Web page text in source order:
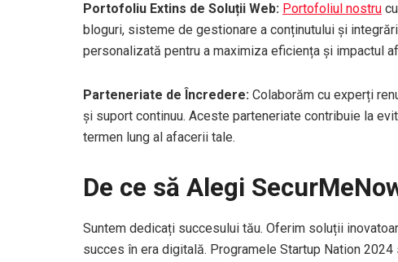
Portofoliu Extins de Soluții Web: Portofoliul nostru
bloguri, sisteme de gestionare a conținutului și
personalizată pentru a maximiza eficiența și impactul
Parteneriate de Încredere: Colaborăm cu experți
și suport continuu. Aceste parteneriate contribuie la
termen lung al afacerii tale.
De ce să Alegi
Suntem dedicați succesului tău. Oferim soluții
succes în era digitală. Programele Startup Nation